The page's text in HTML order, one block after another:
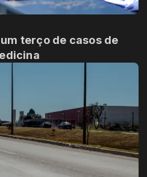
terço de casos de